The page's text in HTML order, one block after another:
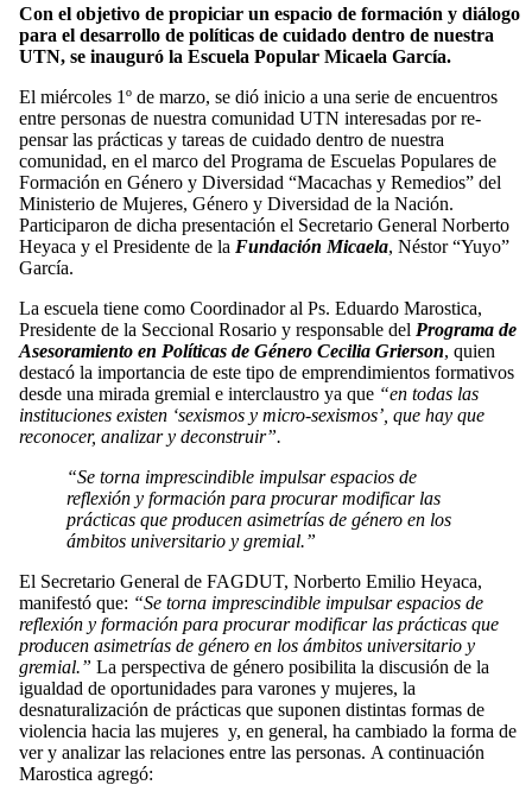
Con el objetivo de propiciar un espacio de formación y diálogo
para el desarrollo de políticas de cuidado dentro de nuestra
UTN, se inauguró la Escuela Popular Micaela García.
El miércoles 1º de marzo, se dió inicio a una serie de encuentros
entre personas de nuestra comunidad UTN interesadas por re-
pensar las prácticas y tareas de cuidado dentro de nuestra
comunidad, en el marco del Programa de Escuelas Populares de
Formación en Género y Diversidad “Macachas y Remedios” del
Ministerio de Mujeres, Género y Diversidad de la Nación.
Participaron de dicha presentación el Secretario General Norberto
Heyaca y el Presidente de la Fundación Micaela, Néstor “Yuyo”
García.
La escuela tiene como Coordinador al Ps. Eduardo Marostica,
Presidente de la Seccional Rosario y responsable del Programa de
Asesoramiento en Políticas de Género Cecilia Grierson, quien
destacó la importancia de este tipo de emprendimientos formativos
desde una mirada gremial e interclaustro ya que “en todas las
instituciones existen ‘sexismos y micro-sexismos’, que hay que
reconocer, analizar y deconstruir”.
“Se torna imprescindible impulsar espacios de
reflexión y formación para procurar modificar las
prácticas que producen asimetrías de género en los
ámbitos universitario y gremial.”
El Secretario General de FAGDUT, Norberto Emilio Heyaca,
manifestó que: “Se torna imprescindible impulsar espacios de
reflexión y formación para procurar modificar las prácticas que
producen asimetrías de género en los ámbitos universitario y
gremial.” La perspectiva de género posibilita la discusión de la
igualdad de oportunidades para varones y mujeres, la
desnaturalización de prácticas que suponen distintas formas de
violencia hacia las mujeres y, en general, ha cambiado la forma de
ver y analizar las relaciones entre las personas. A continuación
Marostica agregó: